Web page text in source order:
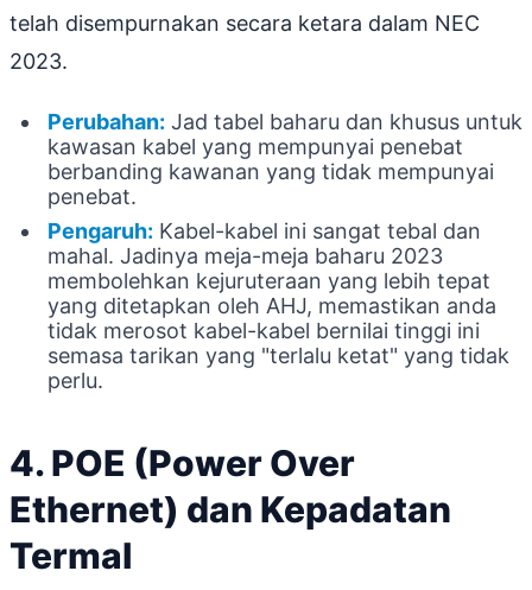
telah disempurnakan secara ketara dalam NEC
2023.
Perubahan: Jad tabel baharu dan khusus untuk
kawasan kabel yang mempunyai penebat
berbanding kawanan yang tidak mempunyai
penebat.
Pengaruh: Kabel-kabel ini sangat tebal dan
mahal. Jadinya meja-meja baharu 2023
membolehkan kejuruteraan yang lebih tepat
yang ditetapkan oleh AHJ, memastikan anda
tidak merosot kabel-kabel bernilai tinggi ini
semasa tarikan yang "terlalu ketat" yang tidak
perlu.
4. POE (Power Over
Ethernet) dan Kepadatan
Termal